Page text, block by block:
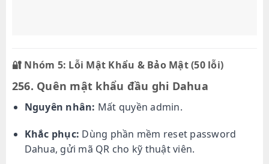
🔐 Nhóm 5: Lỗi Mật Khẩu & Bảo Mật (50 lỗi)
256. Quên mật khẩu đầu ghi Dahua
Nguyên nhân: Mất quyền admin.
Khắc phục: Dùng phần mềm reset password
Dahua, gửi mã QR cho kỹ thuật viên.